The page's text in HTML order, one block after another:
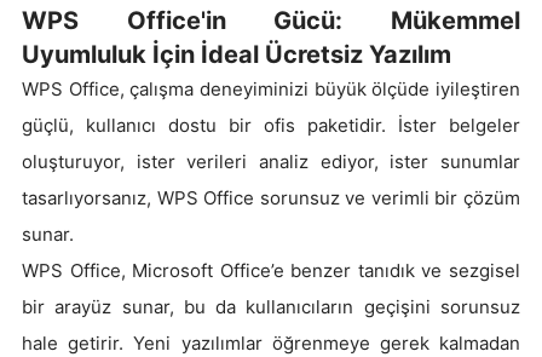
WPS Office'in Gücü: Mükemmel
Uyumluluk İçin İdeal Ücretsiz Yazılım
WPS Office, çalışma deneyiminizi büyük ölçüde iyileştiren
güçlü, kullanıcı dostu bir ofis paketidir. İster belgeler
oluşturuyor, ister verileri analiz ediyor, ister sunumlar
tasarlıyorsanız, WPS Office sorunsuz ve verimli bir çözüm
sunar.
WPS Office, Microsoft Office’e benzer tanıdık ve sezgisel
bir arayüz sunar, bu da kullanıcıların geçişini sorunsuz
hale getirir. Yeni yazılımlar öğrenmeye gerek kalmadan